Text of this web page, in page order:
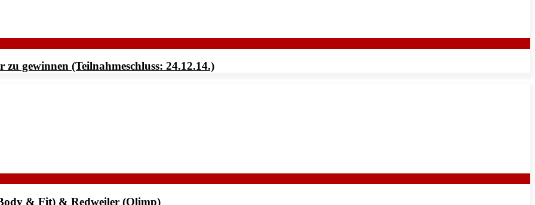
gewinnen (Teilnahmeschluss: 24.12.14.)
& Fit) & Redweiler (Olimp)